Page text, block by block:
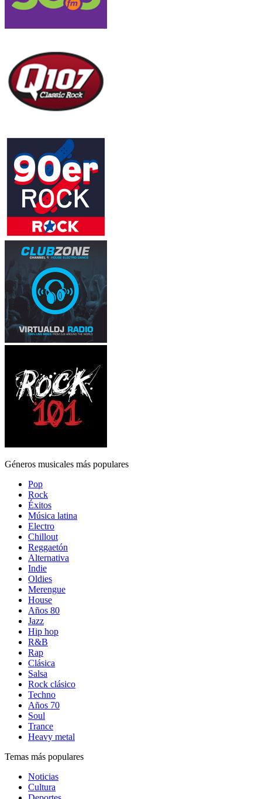
Géneros musicales más populares
Pop
Rock
Éxitos
Música latina
Electro
Chillout
Reggaetón
Alternativa
Indie
Oldies
Merengue
House
Años 80
Jazz
Hip hop
R&B
Rap
Clásica
Salsa
Rock clásico
Techno
Años 70
Soul
Trance
Heavy metal
Temas más populares
Noticias
Cultura